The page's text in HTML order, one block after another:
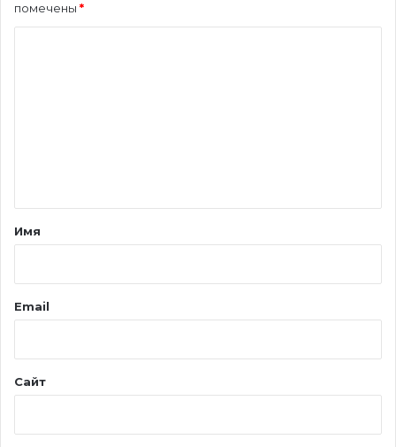
помечены *
а
й
Имя
Email
Сайт